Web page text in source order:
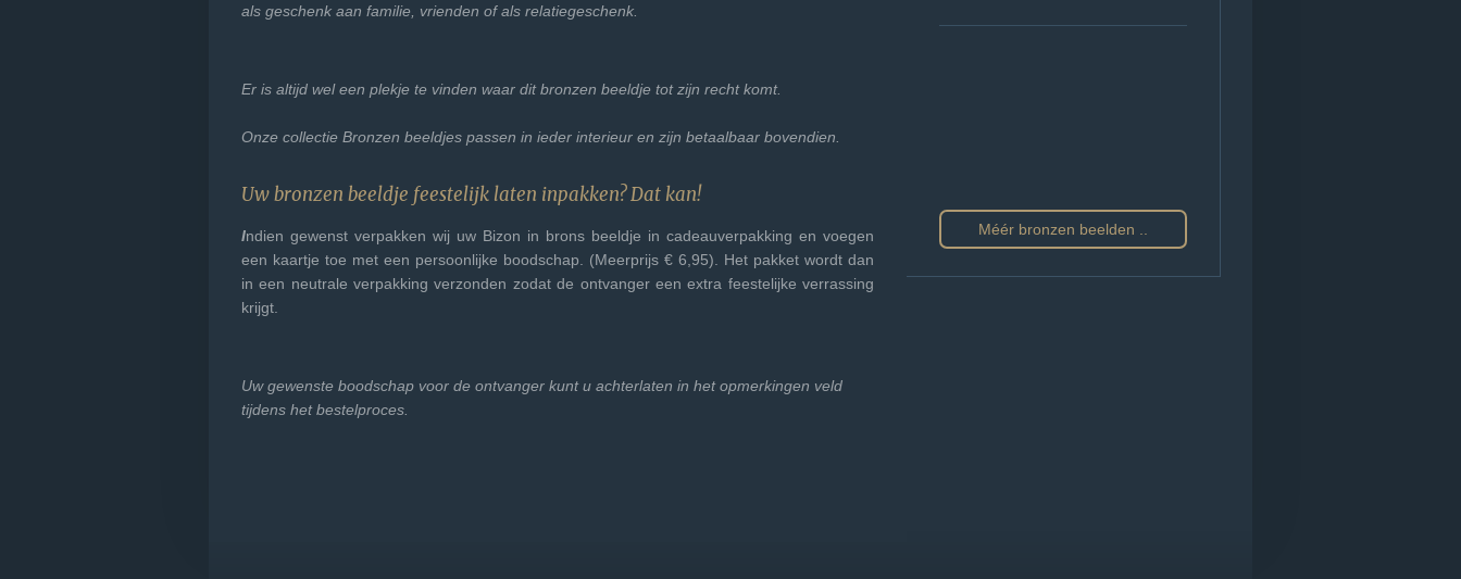
als geschenk aan familie, vrienden of als relatiegeschenk.
Er is altijd wel een plekje te vinden waar dit bronzen beeldje tot zijn recht komt.
Onze collectie Bronzen beeldjes passen in ieder interieur en zijn betaalbaar bovendien.
Uw bronzen beeldje feestelijk laten inpakken? Dat kan!
Indien gewenst verpakken wij uw Bizon in brons beeldje in cadeauverpakking en voegen
een kaartje toe met een persoonlijke boodschap. (Meerprijs € 6,95). Het pakket wordt dan
in een neutrale verpakking verzonden zodat de ontvanger een extra feestelijke verrassing
krijgt.
Uw gewenste boodschap voor de ontvanger kunt u achterlaten in het opmerkingen veld
tijdens het bestelproces.
Méér bronzen beelden ..